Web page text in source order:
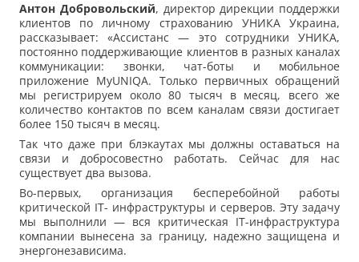
Антон Добровольский, директор дирекции поддержки
клиентов по личному страхованию УНИКА Украина,
рассказывает: «Ассистанс — это сотрудники УНИКА,
постоянно поддерживающие клиентов в разных каналах
коммуникации: звонки, чат-боты и мобильное
приложение MyUNIQA. Только первичных обращений
мы регистрируем около 80 тысяч в месяц, всего же
количество контактов по всем каналам связи достигает
более 150 тысяч в месяц.
Так что даже при блэкаутах мы должны оставаться на
связи и добросовестно работать. Сейчас для нас
существует два вызова.
Во-первых, организация бесперебойной работы
критической IT- инфраструктуры и серверов. Эту задачу
мы выполнили — вся критическая IT-инфраструктура
компании вынесена за границу, надежно защищена и
энергонезависима.